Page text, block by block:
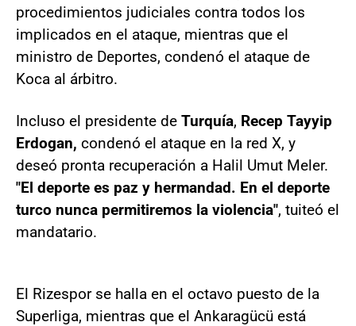
procedimientos judiciales contra todos los
implicados en el ataque, mientras que el
ministro de Deportes, condenó el ataque de
Koca al árbitro.
Incluso el presidente de Turquía, Recep Tayyip
Erdogan, condenó el ataque en la red X, y
deseó pronta recuperación a Halil Umut Meler.
"El deporte es paz y hermandad. En el deporte
turco nunca permitiremos la violencia", tuiteó el
mandatario.
El Rizespor se halla en el octavo puesto de la
Superliga, mientras que el Ankaragücü está